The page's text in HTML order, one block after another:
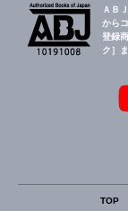
ＡＢ
から
登録
ク］
TOP